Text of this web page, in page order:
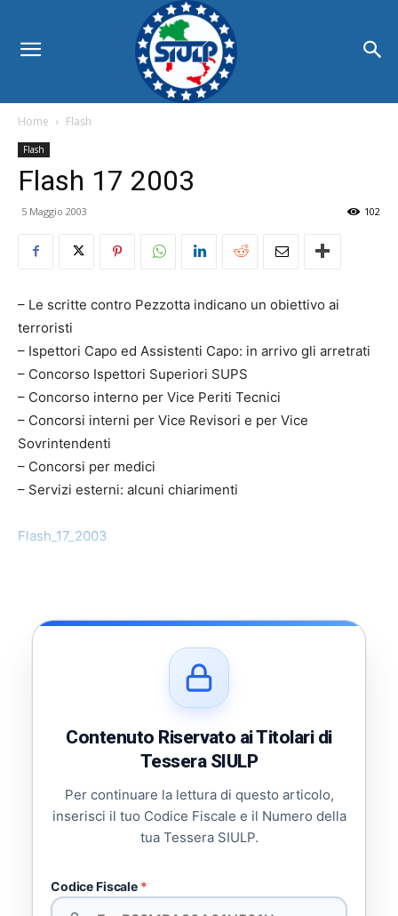
Home Flash
Flash
Flash 17 2003
5 Maggio 2003 102
– Le scritte contro Pezzotta indicano un obiettivo ai
terroristi
– Ispettori Capo ed Assistenti Capo: in arrivo gli arretrati
– Concorso Ispettori Superiori SUPS
– Concorso interno per Vice Periti Tecnici
– Concorsi interni per Vice Revisori e per Vice
Sovrintendenti
– Concorsi per medici
– Servizi esterni: alcuni chiarimenti
Flash_17_2003
Contenuto Riservato ai Titolari di
Tessera SIULP
Per continuare la lettura di questo articolo,
inserisci il tuo Codice Fiscale e il Numero della
tua Tessera SIULP.
Codice Fiscale *